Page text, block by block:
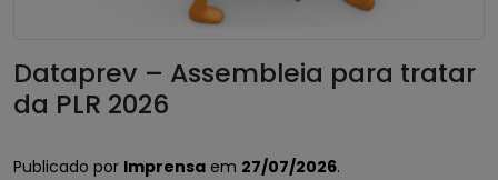
Dataprev – Assembleia para tratar
da PLR 2026
Publicado por Imprensa em 27/07/2026.